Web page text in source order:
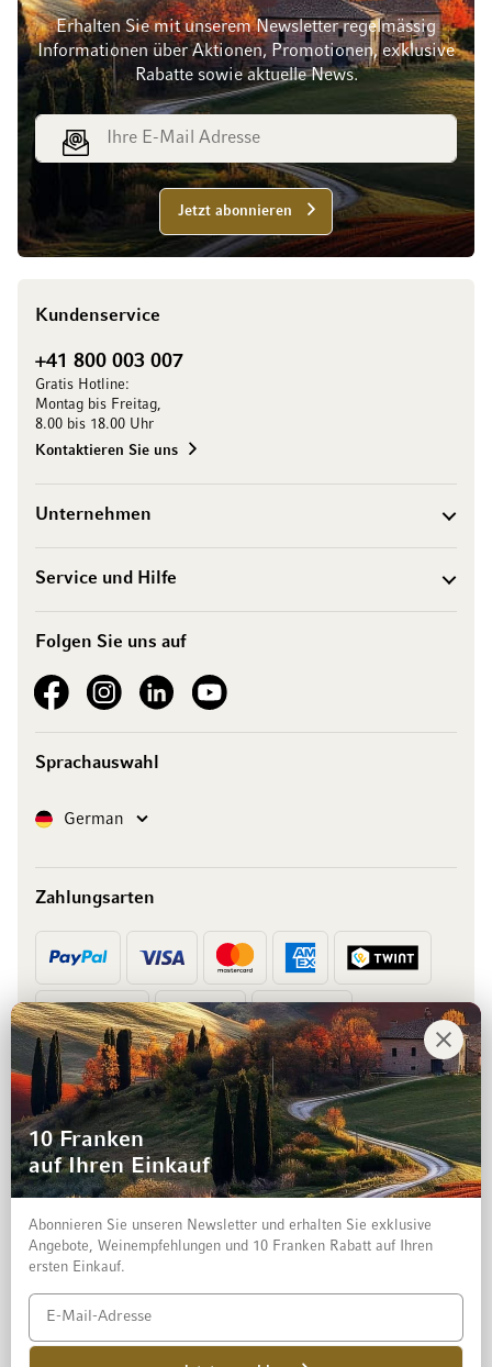
Erhalten Sie mit unserem Newsletter regelmässig
Informationen über Aktionen, Promotionen, exklusive
Rabatte sowie aktuelle News.
E-Mail Adresse
Jetzt abonnieren
Kundenservice
+41 800 003 007
Gratis Hotline:
Montag bis Freitag,
8.00 bis 18.00 Uhr
Kontaktieren Sie uns
Unternehmen
Service und Hilfe
Folgen Sie uns auf
See our FacebookSee our Instagram account
See our LinkedInSee our YouTube channel
Sprachauswahl
SpracheGerman
Zahlungsarten
Vorkasse Rechnung
Datenschutz und Disclaimer
10 Franken
auf Ihren Einkauf
Abonnieren Sie unseren Newsletter und erhalten Sie exklusive
Angebote, Weinempfehlungen und 10 Franken Rabatt auf Ihren
ersten Einkauf.